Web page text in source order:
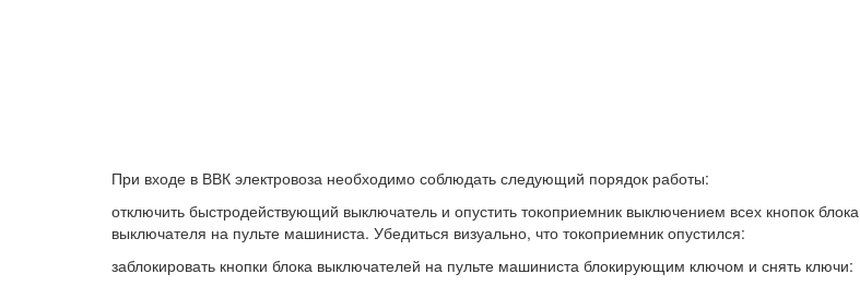
При входе в ВВК электровоза необходимо соблюдать следующий порядок работы:
отключить быстродействующий выключатель и опустить токоприемник выключением всех кнопок блока
выключателя на пульте машиниста. Убедиться визуально, что токоприемник опустился:
заблокировать кнопки блока выключателей на пульте машиниста блокирующим ключом и снять ключи: